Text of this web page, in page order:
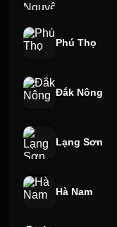
Phú Thọ
Đắk Nông
Lạng Sơn
Hà Nam